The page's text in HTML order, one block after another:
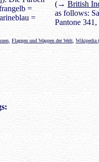
=
=
(→ British
as follows:
Pantone
Flaggen und Wappen der Welt Wikipedia